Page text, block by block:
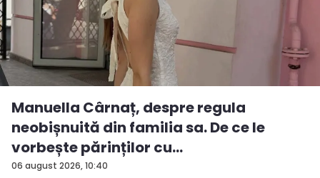
06 august 2026, 10:40
Manuella Cârnaț, despre regula
neobișnuită din familia sa. De ce le
vorbește părinților cu
„dumneavoastră...